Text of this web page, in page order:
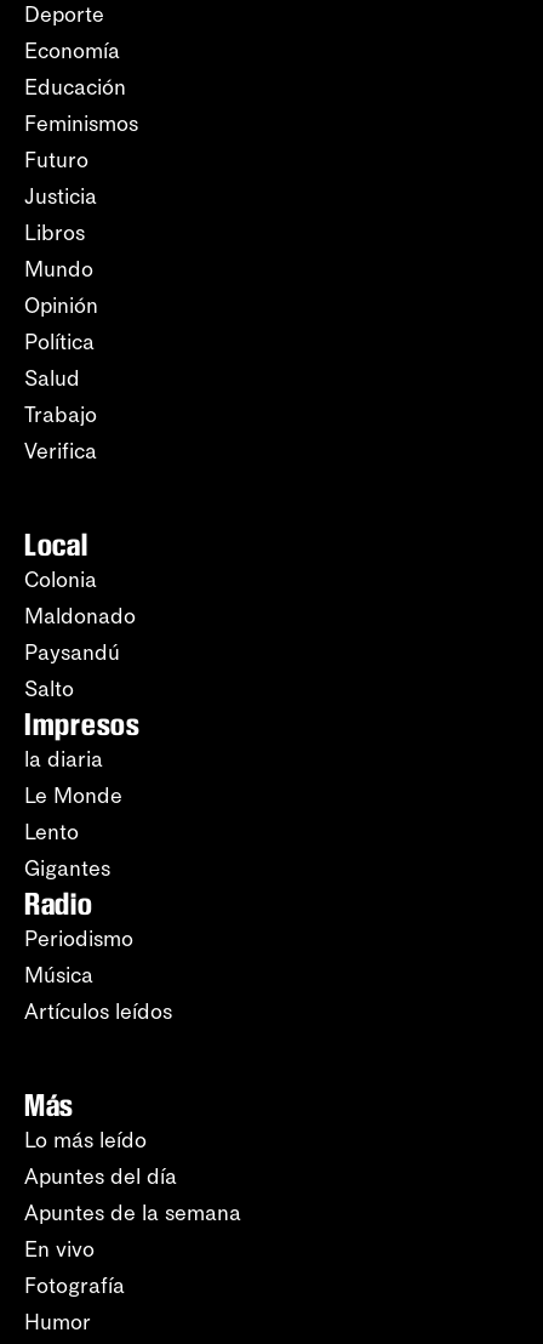
Deporte
Economía
Educación
Feminismos
Futuro
Justicia
Libros
Mundo
Opinión
Política
Salud
Trabajo
Verifica
Local
Colonia
Maldonado
Paysandú
Salto
Impresos
la diaria
Le Monde
Lento
Gigantes
Radio
Periodismo
Música
Artículos leídos
Más
Lo más leído
Apuntes del día
Apuntes de la semana
En vivo
Fotografía
Humor